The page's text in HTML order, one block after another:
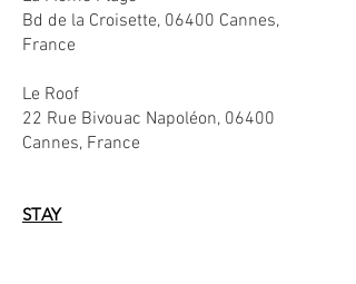
Bd de la Croisette, 06400 Cannes,
France
Le Roof
22 Rue Bivouac Napoléon, 06400
Cannes, France
STAY